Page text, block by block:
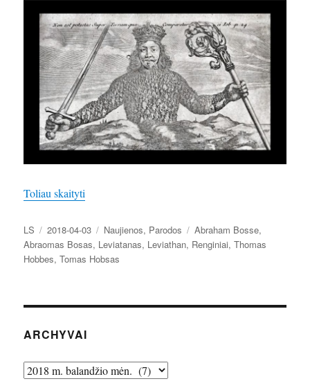
Toliau skaityti
Autorius
LS Paskelbta
2018-04-03 Kategorijos
Naujienos, Parodos Žymos
Abraham Bosse,
Abraomas Bosas, Leviatanas, Leviathan, Renginiai,Thomas
Hobbes,Tomas Hobsas
ARCHYVAI
Archyvai